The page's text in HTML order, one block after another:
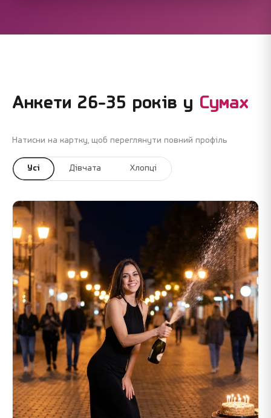
Анкети 26-35 років у Сумах
Натисни на картку, щоб переглянути повний профіль
Усі Дівчата Хлопці